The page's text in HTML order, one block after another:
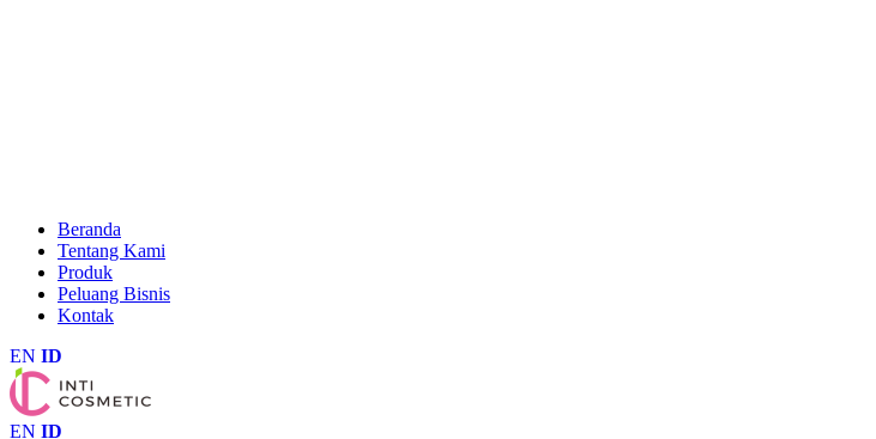
Beranda
Tentang Kami
Produk
Peluang Bisnis
Kontak
EN ID
EN ID